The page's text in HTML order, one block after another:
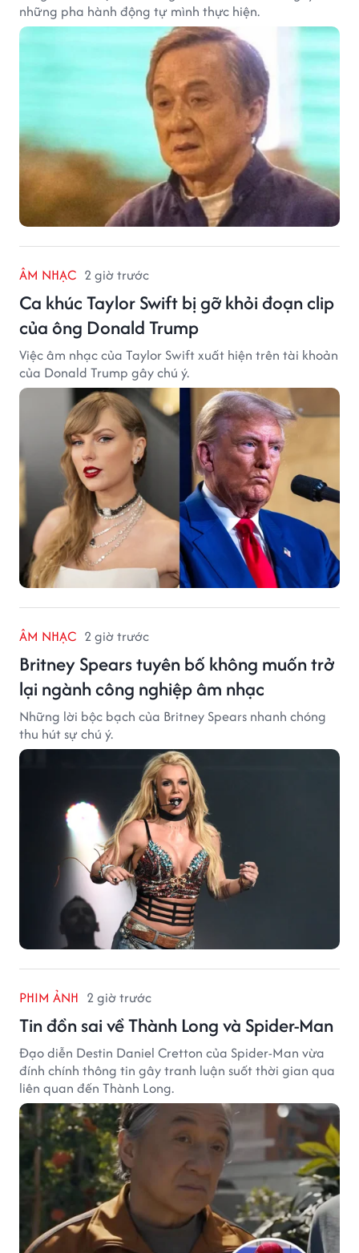
những pha hành động tự mình thực hiện.
ÂM NHẠC 2 giờ trước
Ca khúc Taylor Swift bị gỡ khỏi đoạn clip
của ông Donald Trump
Việc âm nhạc của Taylor Swift xuất hiện trên tài khoản
của Donald Trump gây chú ý.
ÂM NHẠC 2 giờ trước
Britney Spears tuyên bố không muốn trở
lại ngành công nghiệp âm nhạc
Những lời bộc bạch của Britney Spears nhanh chóng
thu hút sự chú ý.
PHIM ẢNH 2 giờ trước
Tin đồn sai về Thành Long và Spider-Man
Đạo diễn Destin Daniel Cretton của Spider-Man vừa
đính chính thông tin gây tranh luận suốt thời gian qua
liên quan đến Thành Long.